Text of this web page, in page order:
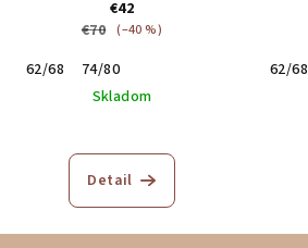
€42
€70 (–40 %)
62/68
74/80
Skladom
Detail
62/68